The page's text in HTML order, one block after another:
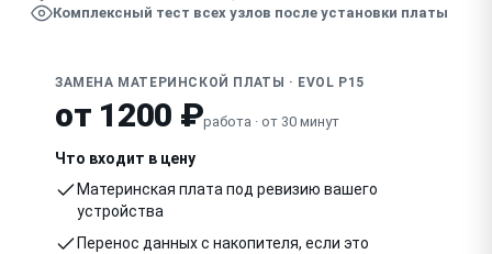
Комплексный тест всех узлов после установки платы
ЗАМЕНА МАТЕРИНСКОЙ ПЛАТЫ · EVOL P15
от 1200 ₽работа · от 30 минут
Что входит в цену
Материнская плата под ревизию вашего
устройства
Перенос данных с накопителя, если это